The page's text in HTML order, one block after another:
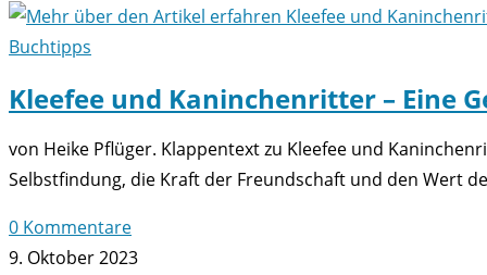
Buchtipps
Kleefee und Kaninchenritter – Eine
von Heike Pflüger. Klappentext zu Kleefee und
Selbstfindung, die Kraft der Freundschaft und den Wert
0 Kommentare
9. Oktober 2023